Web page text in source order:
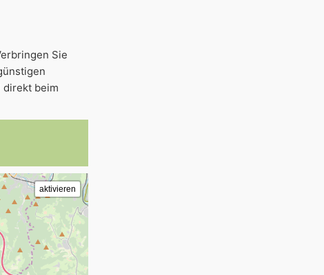
Sie
direkt beim